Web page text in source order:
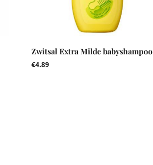
Zwitsal Extra Milde babyshampoo
€4.89